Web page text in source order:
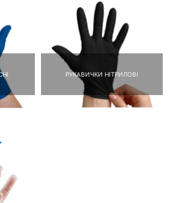
РУКАВИЧКИ НІТРИЛОВІ